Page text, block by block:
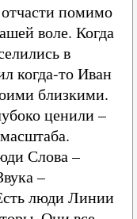
отчасти помимо
воле. Когда
в
когда-то Иван
близкими.
ценили –
Слова –
–
люди Линии